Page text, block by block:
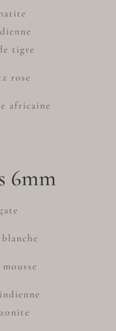
tigre
rose
africaine
6mm